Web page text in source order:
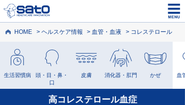
HOME ヘルスケア情報 血管・血液 コレステロール
生活習慣病
頭・目・鼻・
口
皮膚 消化器・肛門 かぜ 血
高コレステロール血症